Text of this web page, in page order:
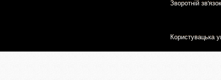
Зворотній зв'язок
Користувацька